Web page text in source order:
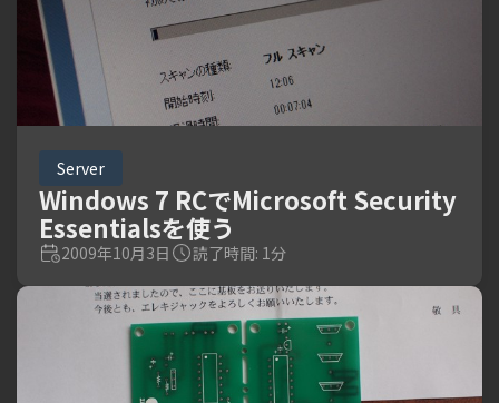
Server
Windows 7 RCでMicrosoft Security
Essentialsを使う
2009年10月3日 読了時間: 1分